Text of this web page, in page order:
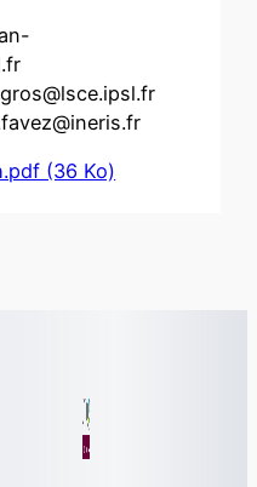
(36 Ko)